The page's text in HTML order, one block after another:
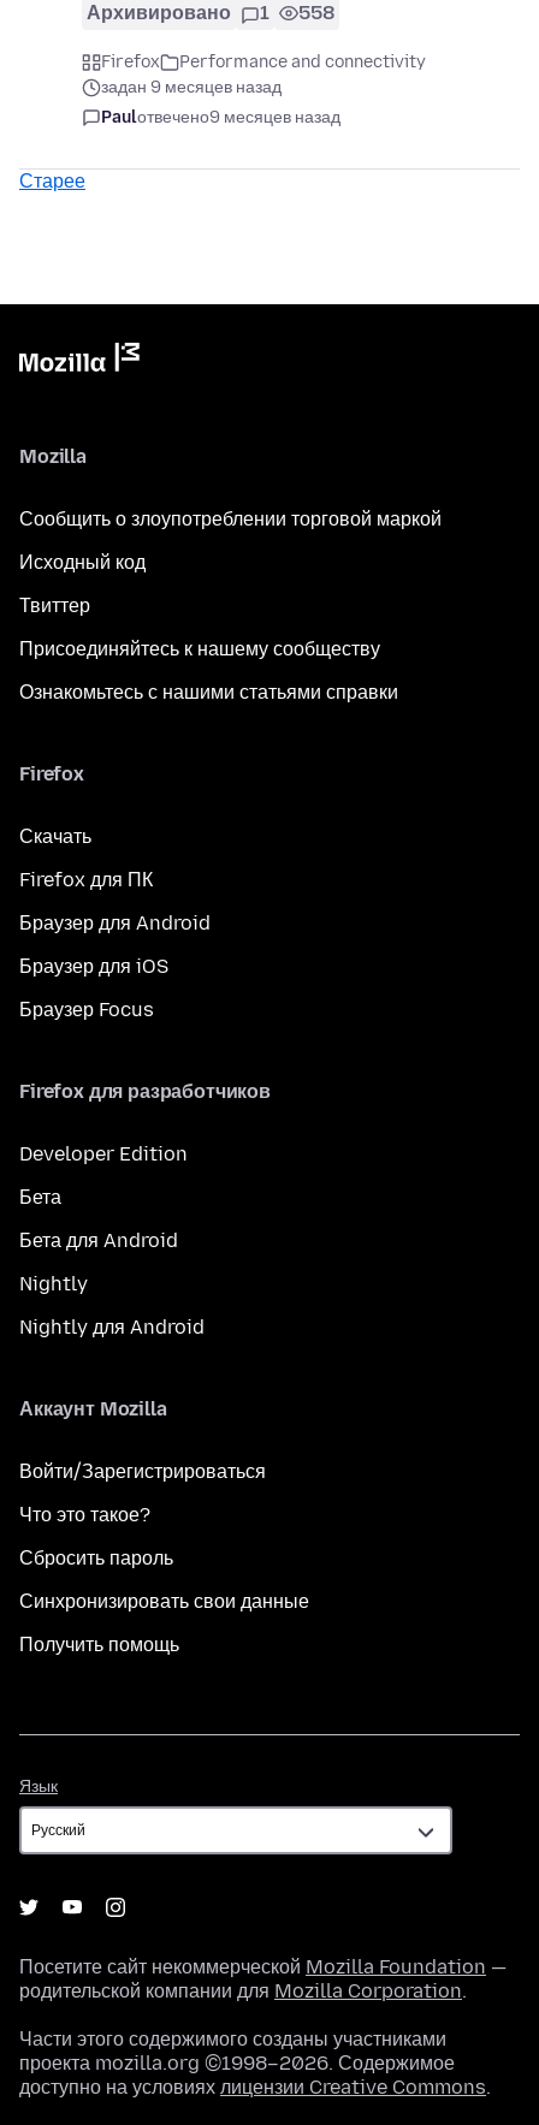
Архивировано 1 558
Firefox
Performance and connectivity
задан 9 месяцев назад
Paulотвечено9 месяцев назад
Старее
Mozilla
Сообщить о злоупотреблении торговой маркой
Исходный код
Твиттер
Присоединяйтесь к нашему сообществу
Ознакомьтесь с нашими статьями справки
Firefox
Скачать
Firefox для ПК
Браузер для Android
Браузер для iOS
Браузер Focus
Firefox для разработчиков
Developer Edition
Бета
Бета для Android
Nightly
Nightly для Android
Аккаунт Mozilla
Войти/Зарегистрироваться
Что это такое?
Сбросить пароль
Синхронизировать свои данные
Получить помощь
Язык
Посетите сайт некоммерческой Mozilla Foundation —
родительской компании для Mozilla Corporation.
Части этого содержимого созданы участниками
проекта mozilla.org ©1998–2026. Содержимое
доступно на условиях лицензии Creative Commons.